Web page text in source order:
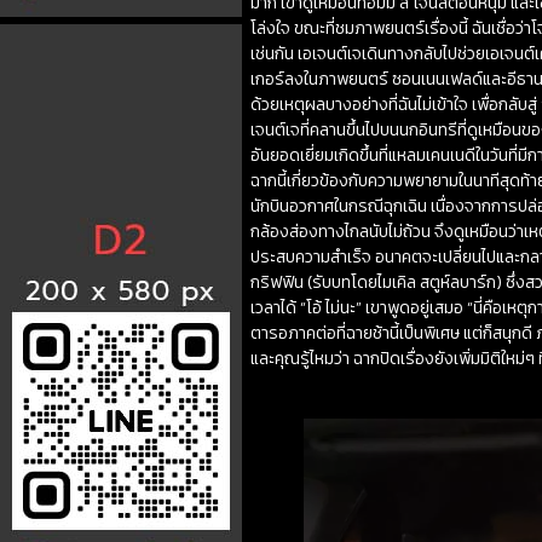
โล่งใจ ขณะที่ชมภาพยนตร์เรื่องนี้ ฉันเชื่อว่า
เช่นกัน เอเจนต์เจเดินทางกลับไปช่วยเอเจ
เกอร์ลงในภาพยนตร์ ซอนเนนเฟลด์และอีธ
ด้วยเหตุผลบางอย่างที่ฉันไม่เข้าใจ เพื่อกลั
เจนต์เจที่คลานขึ้นไปบนนกอินทรีที่ดูเหมือน
อันยอดเยี่ยมเกิดขึ้นที่แหลมเคนเนดีในวันที่
ฉากนี้เกี่ยวข้องกับความพยายามในนาทีสุด
นักบินอวกาศในกรณีฉุกเฉิน เนื่องจากการ
กล้องส่องทางไกลนับไม่ถ้วน จึงดูเหมือนว่าเ
ประสบความสำเร็จ อนาคตจะเปลี่ยนไปและ
กริฟฟิน (รับบทโดยไมเคิล สตูห์ลบาร์ก) ซึ่งส
เวลาได้ “โอ้ ไม่นะ” เขาพูดอยู่เสมอ “นี่คือ
ตารอภาคต่อที่ฉายช้านี้เป็นพิเศษ แต่ก็สนุก
และคุณรู้ไหมว่า ฉากปิดเรื่องยังเพิ่มมิติใหม่ๆ